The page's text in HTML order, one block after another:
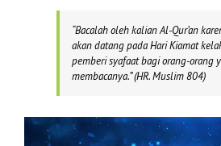
“Bacalah oleh kalian Al-Qur’an
akan datang pada Hari Kiamat
pemberi syafaat bagi orang-orang
membacanya.” (HR. Muslim 804)